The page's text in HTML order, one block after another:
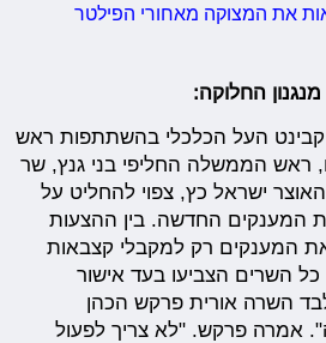
את המצוקה מאחורי הפילטר
החלוקה:
העל הכלכלי בהשתתפות ראש
ראש הממשלה החליפי בני גנץ, שר
ישראל כץ, צפוי להחליט על
המענקים החדשה. בין ההצעות
המענקים רק למקבלי קצבאות
כל השרים הצביעו בעד אישור
השרה אורית פרקש הכהן
אמרה פרקש. "לא צריך לפעול